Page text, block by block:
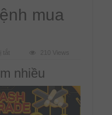
mua
nhiều
hơn
dư
bán
là
gì?
nhiều